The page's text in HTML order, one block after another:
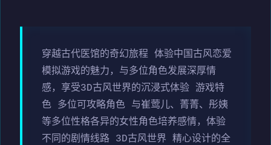
穿越古代医馆的奇幻旅程 体验中国古风恋爱
模拟游戏的魅力，与多位角色发展深厚情
感，享受3D古风世界的沉浸式体验 游戏特
色 多位可攻略角色 与崔莺儿、菁菁、彤姨
等多位性格各异的女性角色培养感情，体验
不同的剧情线路 3D古风世界 精心设计的全